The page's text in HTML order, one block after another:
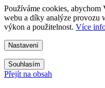
Používáme cookies,
webu a díky analýze provozu
výkon a použitelnost. Více
Nastavení
Souhlasím
Přejít na obsah